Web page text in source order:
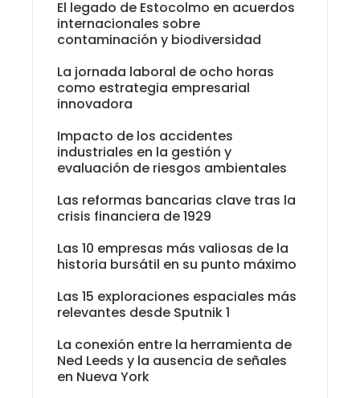
El legado de Estocolmo en acuerdos
internacionales sobre
contaminación y biodiversidad
La jornada laboral de ocho horas
como estrategia empresarial
innovadora
Impacto de los accidentes
industriales en la gestión y
evaluación de riesgos ambientales
Las reformas bancarias clave tras la
crisis financiera de 1929
Las 10 empresas más valiosas de la
historia bursátil en su punto máximo
Las 15 exploraciones espaciales más
relevantes desde Sputnik 1
La conexión entre la herramienta de
Ned Leeds y la ausencia de señales
en Nueva York